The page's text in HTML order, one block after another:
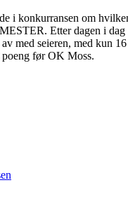
i konkurransen om
Etter dagen i dag
med seieren, med kun 16
før OK Moss.